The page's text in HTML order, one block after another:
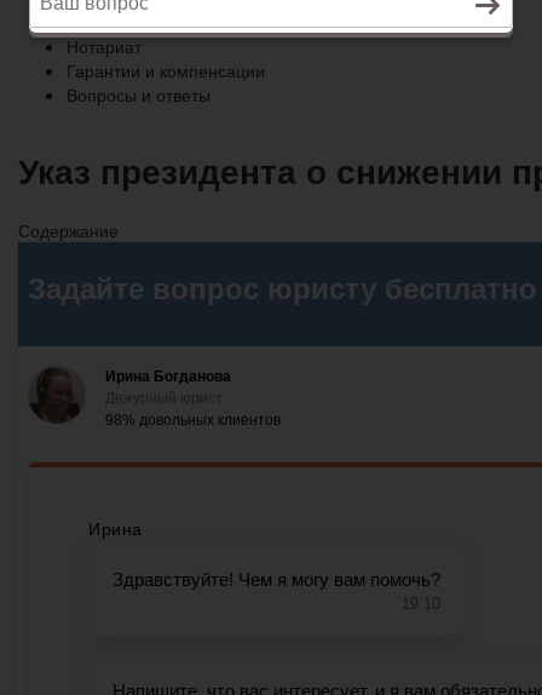
Регистрация автомобиля
Нотариат
Гарантии и компенсации
Вопросы и ответы
Указ президента о снижении
Содержание